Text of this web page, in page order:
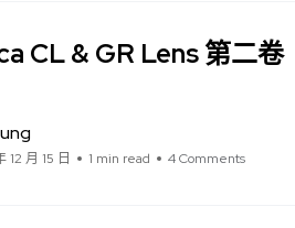
CL & GR Lens 第二卷
12 月 15 日 1 min read 4 Comments